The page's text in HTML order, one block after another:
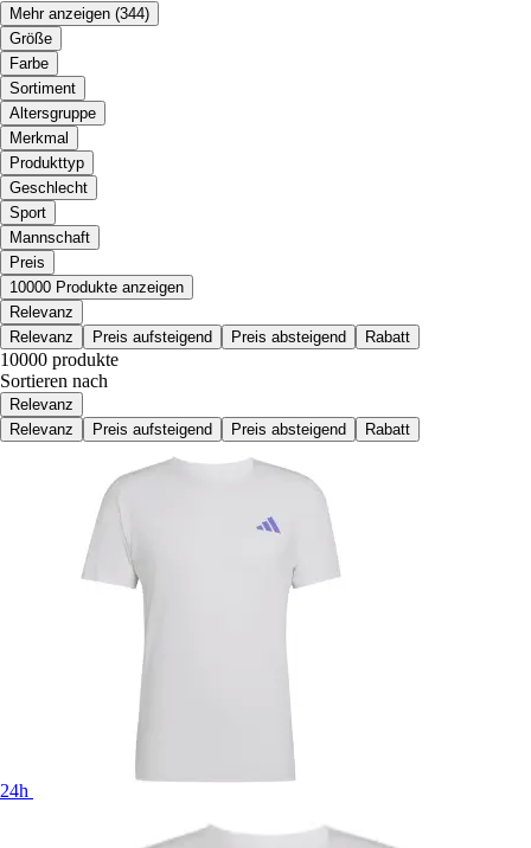
Mehr anzeigen (344)
Größe
Farbe
Sortiment
Altersgruppe
Merkmal
Produkttyp
Geschlecht
Sport
Mannschaft
Preis
10000 Produkte anzeigen
Relevanz
Relevanz
Preis aufsteigend Preis absteigend Rabatt
10000 produkte
Sortieren nach
Relevanz
Relevanz
Preis aufsteigend Preis absteigend Rabatt
24h